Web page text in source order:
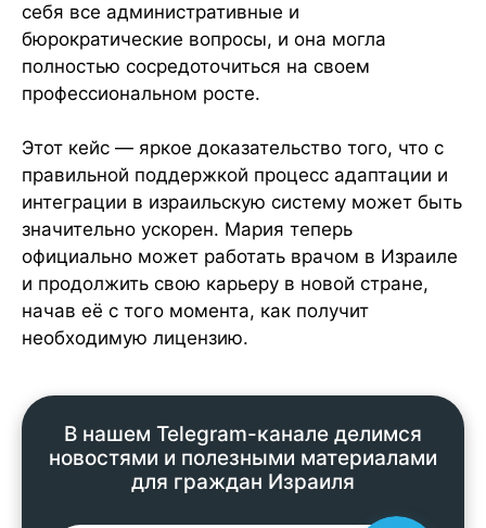
себя все административные и
бюрократические вопросы, и она могла
полностью сосредоточиться на своем
профессиональном росте.
Этот кейс — яркое доказательство того, что с
правильной поддержкой процесс адаптации и
интеграции в израильскую систему может быть
значительно ускорен. Мария теперь
официально может работать врачом в Израиле
и продолжить свою карьеру в новой стране,
начав её с того момента, как получит
необходимую лицензию.
В нашем Telegram-канале делимся
новостями и полезными материалами
для граждан Израиля